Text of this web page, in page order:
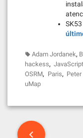
Adam Jordanek,
hackess, JavaScript
OSRM, Paris,
uMap
Post